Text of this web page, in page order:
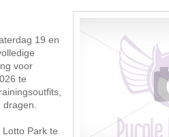
19 en
voor
te
Park te